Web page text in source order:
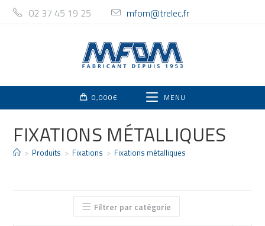
02 37 45 19 25 mfom@trelec.fr
0,000€ MENU
FIXATIONS MÉTALLIQUES
> Produits > Fixations > Fixations métalliques
Filtrer par catégorie